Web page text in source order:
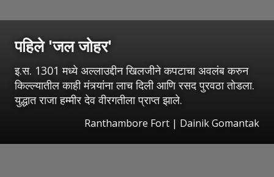
पहिले 'जल जोहर'
इ.स. 1301 मध्ये अल्लाउद्दीन खिलजीने कपटाचा अवलंब करुन
किल्ल्यातील काही मंत्र्यांना लाच दिली आणि रसद पुरवठा तोडला.
युद्धात राजा हम्मीर देव वीरगतीला प्राप्त झाले.
Ranthambore Fort | Dainik Gomantak